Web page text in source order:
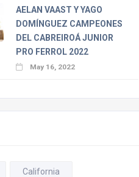
AELAN VAAST Y YAGO
DOMÍNGUEZ CAMPEONES
DEL CABREIROÁ JUNIOR
PRO FERROL 2022
May 16, 2022
California